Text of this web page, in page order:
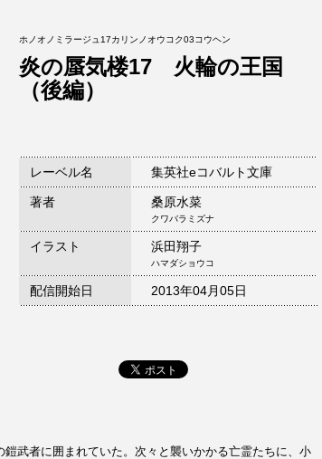
ホノオノミラージュ17カリンノオウコク03コウヘン
炎の蜃気楼17 火輪の王国
（後編）
レーベル名 集英社eコバルト文庫
著者 桑原水菜
クワバラミズナ
イラスト 浜田翔子
ハマダショウコ
配信開始日 2013年04月05日
武者に囲まれていた。次々と襲いかかる亡霊たちに、小